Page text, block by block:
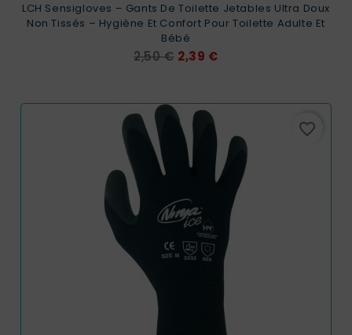
LCH Sensigloves – Gants De Toilette Jetables Ultra Doux
Non Tissés – Hygiène Et Confort Pour Toilette Adulte Et
Bébé
Prix
2,50 € Prix
2,39 €
favorite_border